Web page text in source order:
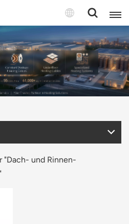
Deutsch
English
français
italiano
"Dach- und Rinnen-